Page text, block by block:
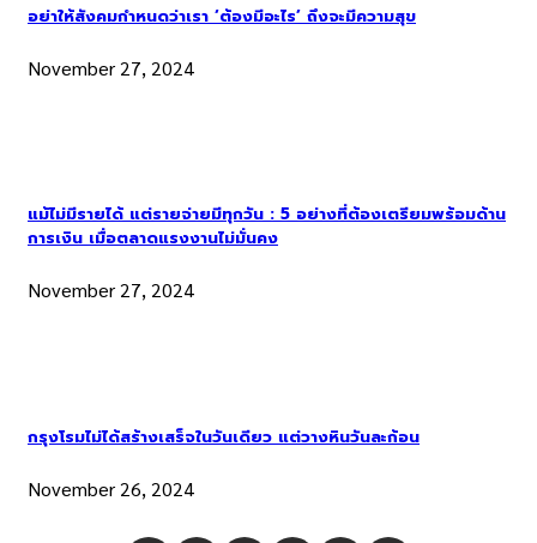
อย่าให้สังคมกำหนดว่าเรา ‘ต้องมีอะไร’ ถึงจะมีความสุข
November 27, 2024
แม้ไม่มีรายได้ แต่รายจ่ายมีทุกวัน : 5 อย่างที่ต้องเตรียมพร้อมด้าน
การเงิน เมื่อตลาดแรงงานไม่มั่นคง
November 27, 2024
กรุงโรมไม่ได้สร้างเสร็จในวันเดียว แต่วางหินวันละก้อน
November 26, 2024